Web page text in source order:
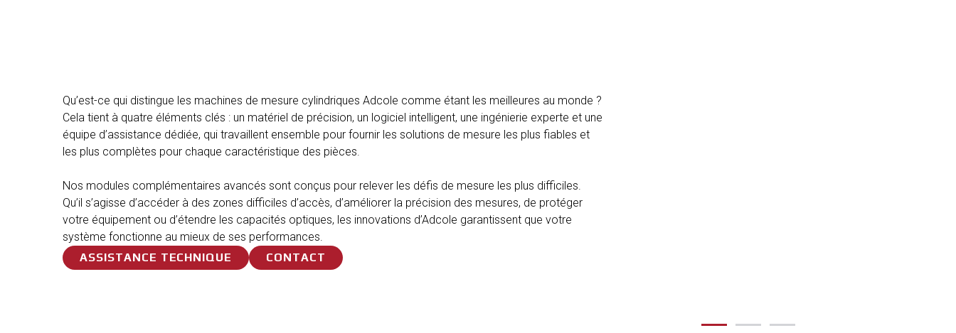
Qu’est-ce qui distingue les machines de mesure cylindriques Adcole comme étant les meilleures au monde ?
Cela tient à quatre éléments clés : un matériel de précision, un logiciel intelligent, une ingénierie experte et une
équipe d’assistance dédiée, qui travaillent ensemble pour fournir les solutions de mesure les plus fiables et
les plus complètes pour chaque caractéristique des pièces.
Nos modules complémentaires avancés sont conçus pour relever les défis de mesure les plus difficiles.
Qu’il s’agisse d’accéder à des zones difficiles d’accès, d’améliorer la précision des mesures, de protéger
votre équipement ou d’étendre les capacités optiques, les innovations d’Adcole garantissent que votre
système fonctionne au mieux de ses performances.
ASSISTANCE TECHNIQUE
CONTACT